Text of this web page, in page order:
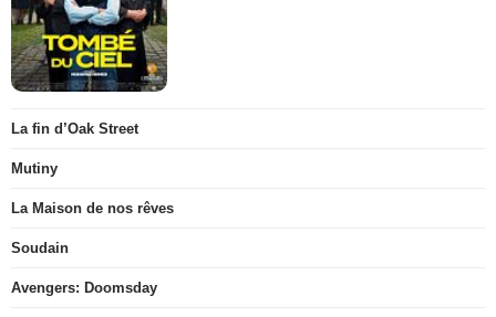
La fin d’Oak Street
Mutiny
La Maison de nos rêves
Soudain
Avengers: Doomsday